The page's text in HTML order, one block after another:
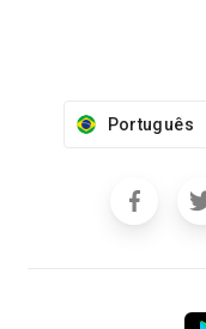
Português